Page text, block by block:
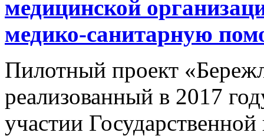
медицинской
медико-санитарную
Пилотный проект
реализованный в 2017
участии